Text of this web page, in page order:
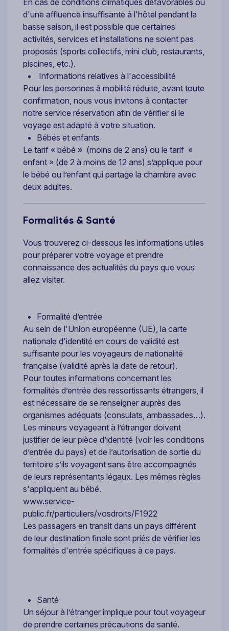
En cas de conditions climatiques défavorables ou
d'une affluence insuffisante à l'hôtel pendant la
basse saison, il est possible que certaines
activités, services et installations ne soient pas
proposés (sports collectifs, mini club, restaurants,
piscines, etc.).
Informations relatives à l'accessibilité
Pour les personnes à mobilité réduite, avant toute
confirmation, nous vous invitons à contacter
notre service réservation afin de vérifier si le
voyage est adapté à votre situation.
Bébés et enfants
Le tarif « bébé » (moins de 2 ans) ou le tarif «
enfant » (de 2 à moins de 12 ans) s’applique pour
le bébé ou l’enfant qui partage la chambre avec
deux adultes.
Formalités & Santé
Vous trouverez ci-dessous les informations utiles
pour préparer votre voyage et prendre
connaissance des actualités du pays que vous
allez visiter.
Formalité d’entrée
Au sein de l'Union européenne (UE), la carte
nationale d'identité en cours de validité est
suffisante pour les voyageurs de nationalité
française (validité après la date de retour).
Pour toutes informations concernant les
formalités d’entrée des ressortissants étrangers, il
est nécessaire de se renseigner auprès des
organismes adéquats (consulats, ambassades…).
Les mineurs voyageant à l’étranger doivent
justifier de leur pièce d’identité (voir les conditions
d’entrée du pays) et de l’autorisation de sortie du
territoire s’ils voyagent sans être accompagnés
de leurs représentants légaux. Les mêmes règles
s'appliquent au bébé.
www.service-
public.fr/particuliers/vosdroits/F1922
Les passagers en transit dans un pays différent
de leur destination finale sont priés de vérifier les
formalités d'entrée spécifiques à ce pays.
Santé
Un séjour à l’étranger implique pour tout voyageur
de prendre certaines précautions de santé.